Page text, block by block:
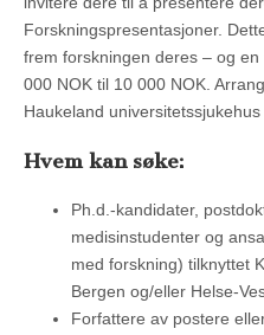
Forskningspresentasjoner.
frem forskningen deres – og
000 NOK til 10 000 NOK.
Haukeland
Hvem kan søke:
Ph.d.-kandidater,
medisinstudenter og
med forskning) tilknyttet
Bergen og/eller Helse-
Forfattere av postere